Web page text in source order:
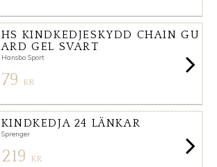
HS KINDKEDJESKYDD CHAIN GU
ARD GEL SVART
Hansbo Sport
79 KR
KINDKEDJA 24 LÄNKAR
Sprenger
219 KR